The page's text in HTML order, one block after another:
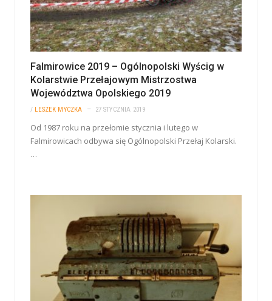
Falmirowice 2019 – Ogólnopolski Wyścig w
Kolarstwie Przełajowym Mistrzostwa
Województwa Opolskiego 2019
/ LESZEK MYCZKA 27 STYCZNIA 2019
Od 1987 roku na przełomie stycznia i lutego w
Falmirowicach odbywa się Ogólnopolski Przełaj Kolarski.
…